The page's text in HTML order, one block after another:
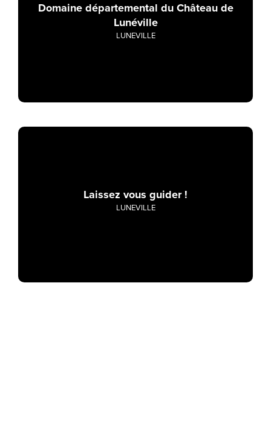
Domaine départemental du Château de
Lunéville
LUNEVILLE
Laissez vous guider !
LUNEVILLE